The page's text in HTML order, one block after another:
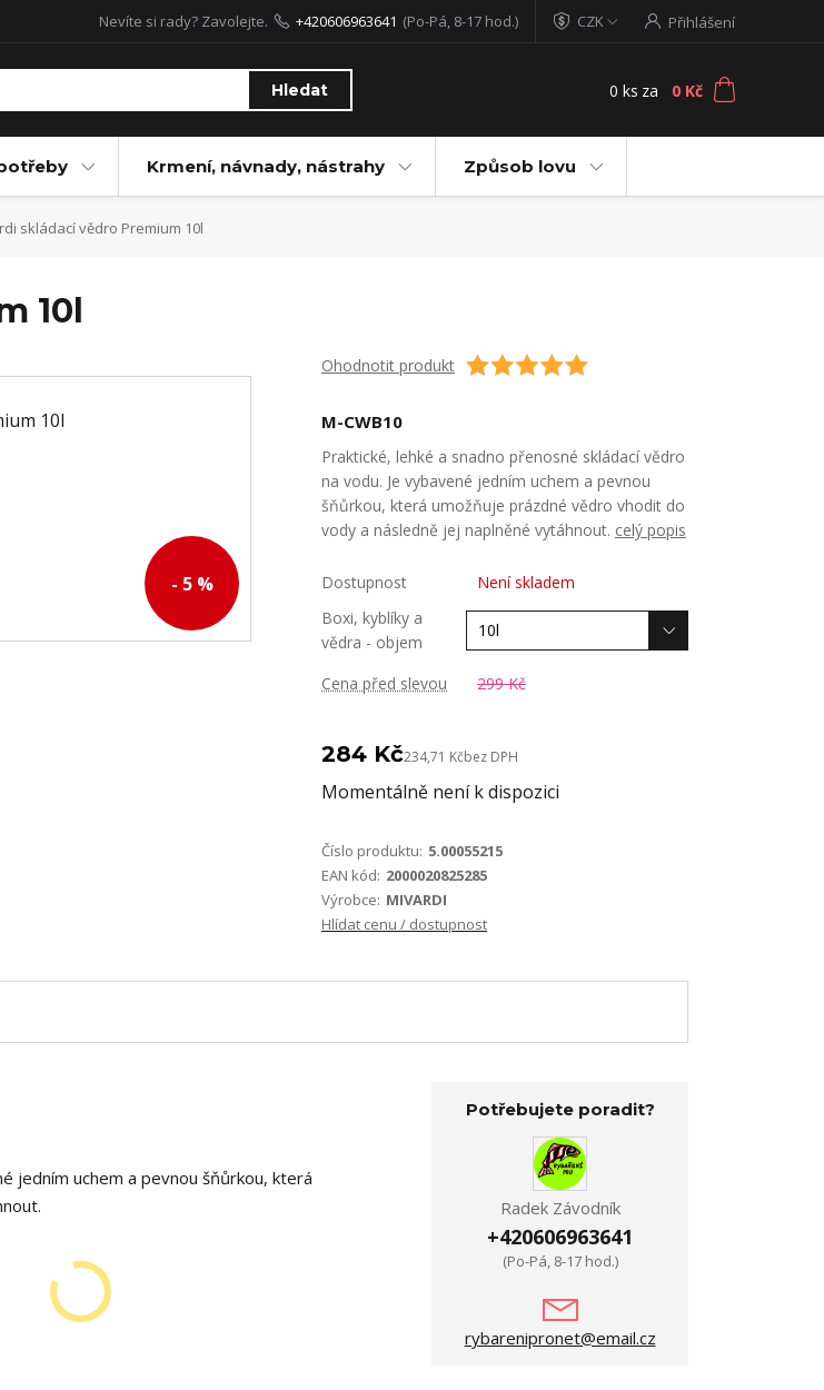
CZK Přihlášení
Hledat
Nevíte si rady? Zavolejte. +420606963641 (Po-Pá, 8-17 hod.)
0 ks za 0 Kč
Krmení, návnady, nástrahy Způsob lovu
skládací vědro Premium 10l
10l
- 5 %
Ohodnotit produkt
M-CWB10
Praktické, lehké a snadno přenosné skládací vědro
na vodu. Je vybavené jedním uchem a pevnou
šňůrkou, která umožňuje prázdné vědro vhodit do
vody a následně jej naplněné vytáhnout. celý popis
Dostupnost
Není skladem
Boxi, kyblíky a
vědra - objem
Cena před slevou
299 Kč
284 Kč234,71 Kčbez DPH
Momentálně není k dispozici
Číslo produktu: 5.00055215
EAN kód: 2000020825285
Výrobce: MIVARDI
Hlídat cenu / dostupnost
jedním uchem a pevnou šňůrkou, která
Potřebujete poradit?
Radek Závodník
+420606963641
(Po-Pá, 8-17 hod.)
rybarenipronet@email.cz